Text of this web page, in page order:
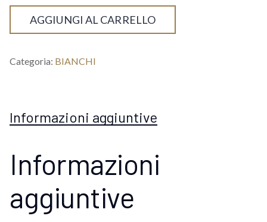
AGGIUNGI AL CARRELLO
Categoria: BIANCHI
Informazioni aggiuntive
Informazioni
aggiuntive